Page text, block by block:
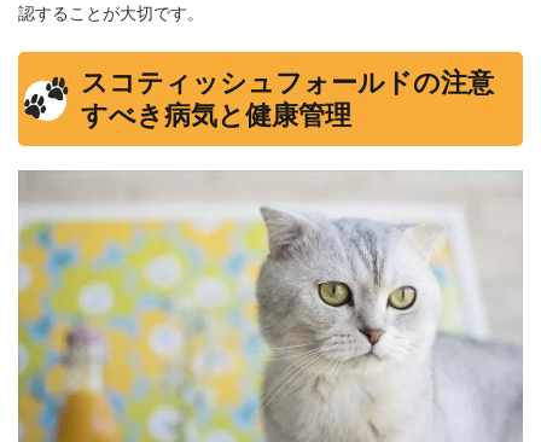
認することが大切です。
スコティッシュフォールドの注意
すべき病気と健康管理